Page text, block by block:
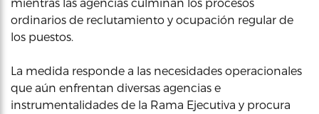
ordinarios de reclutamiento y ocupación regular de
los puestos.
La medida responde a las necesidades operacionales
que aún enfrentan diversas agencias e
instrumentalidades de la Rama Ejecutiva y procura